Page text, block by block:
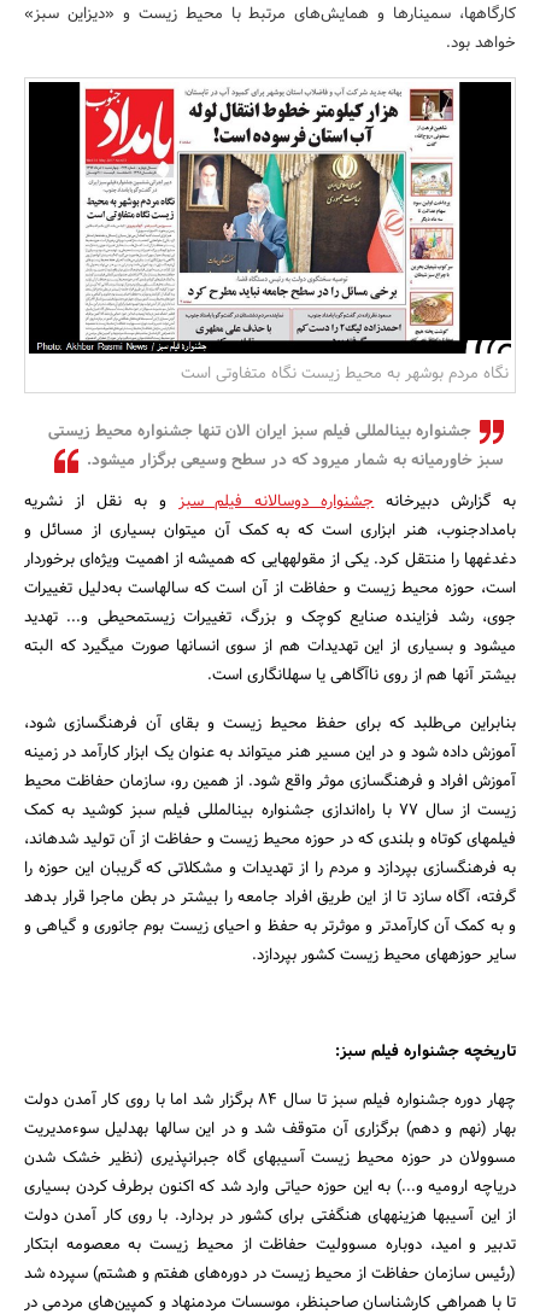
مسکن و ساختمان
کارگاه‎ها، سمینارها و همایش‏‌های مرتبط با محیط زیست و «دیزاین سبز»
خواهد بود.
نگاه مردم بوشهر به محیط زیست نگاه متفاوتی است
جشنواره بین‎المللی فیلم سبز ایران الان تنها جشنواره محیط زیستی
سبز خاورمیانه به شمار می‎رود که در سطح وسیعی برگزار می‎شود.
به گزارش دبیرخانهجشنواره دوسالانه فیلم سبز و به نقل از نشریه
بامدادجنوب، هنر ابزاری است که به کمک آن می‎توان بسیاری از مسائل و
دغدغه‎ها را منتقل کرد. یکی از مقوله‎هایی که همیشه از اهمیت ویژه‌ای برخوردار
است، حوزه محیط زیست و حفاظت از آن است که سال‎هاست به‌دلیل تغییرات
جوی، رشد فزاینده صنایع کوچک و بزرگ، تغییرات زیست‎محیطی و... تهدید
می‎شود و بسیاری از این تهدیدات هم از سوی انسان‎ها صورت می‎گیرد که البته
بیشتر آنها هم از روی ناآگاهی یا سهل‎انگاری است.
بنابراین می‏‌طلبد که برای حفظ محیط زیست و بقای آن فرهنگ‎سازی شود،
آموزش داده شود و در این مسیر هنر می‏‎تواند به ‏عنوان یک ابزار کارآمد در زمینه
آموزش افراد و فرهنگ‎سازی موثر واقع شود. از همین رو، سازمان حفاظت محیط
زیست از سال 77 با راه‏‌اندازی جشنواره بین‎المللی فیلم سبز کوشید به کمک
فیلم‏های کوتاه و بلندی که در حوزه محیط زیست و حفاظت از آن تولید شده‎اند،
به فرهنگ‎سازی بپردازد و مردم را از تهدیدات و مشکلاتی که گریبان این حوزه را
گرفته، آگاه سازد تا از این طریق افراد جامعه را بیشتر در بطن ماجرا قرار بدهد
و به کمک آن کارآمدتر و موثرتر به حفظ و احیای زیست بوم جانوری و گیاهی و
سایر حوزه‎های محیط زیست کشور بپردازد.
تاریخچه جشنواره فیلم سبز:
چهار دوره جشنواره فیلم سبز تا سال 84 برگزار شد اما با روی کار آمدن دولت
بهار (نهم و دهم) برگزاری آن متوقف شد و در این سال‎ها به‎دلیل سوءمدیریت
مسوولان در حوزه محیط زیست آسیب‎های گاه جبران‎پذیری (نظیر خشک شدن
دریاچه ارومیه و...) به این حوزه حیاتی وارد شد که اکنون برطرف کردن بسیاری
از این آسیب‎ها هزینه‎های هنگفتی برای کشور در بردارد. با روی کار آمدن دولت
تدبیر و امید، دوباره مسوولیت حفاظت از محیط زیست به معصومه ابتکار
(رئیس سازمان حفاظت از محیط زیست در دوره‌های هفتم و هشتم) سپرده شد
تا با همراهی کارشناسان صاحب‎نظر، موسسات مردم‎نهاد و کمپین‏‌های مردمی در